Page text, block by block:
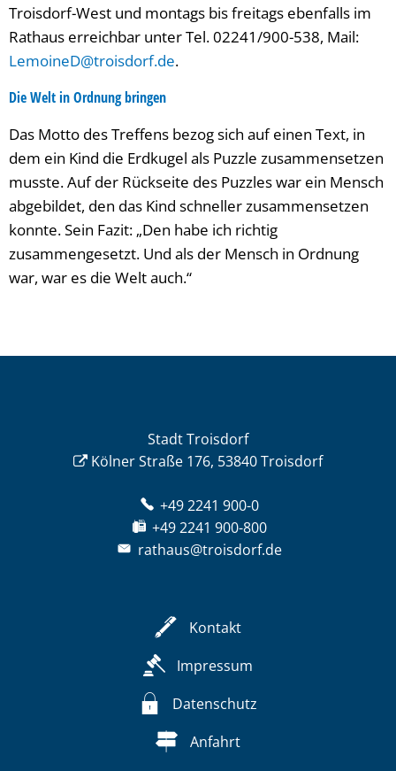
Troisdorf-West und montags bis freitags ebenfalls im
Rathaus erreichbar unter Tel. 02241/900-538, Mail:
LemoineD@troisdorf.de.
Die Welt in Ordnung bringen
Das Motto des Treffens bezog sich auf einen Text, in
dem ein Kind die Erdkugel als Puzzle zusammensetzen
musste. Auf der Rückseite des Puzzles war ein Mensch
abgebildet, den das Kind schneller zusammensetzen
konnte. Sein Fazit: „Den habe ich richtig
zusammengesetzt. Und als der Mensch in Ordnung
war, war es die Welt auch.“
Stadt Troisdorf
Kölner Straße 176, 53840 Troisdorf
+49 2241 900-0
+49 2241 900-800
rathaus@troisdorf.de
Kontakt
Impressum
Datenschutz
Anfahrt